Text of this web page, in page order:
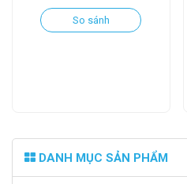
gốc
là:
So sánh
DANH MỤC SẢN PHẨM